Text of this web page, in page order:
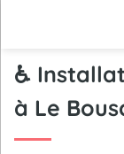
♿
à Le